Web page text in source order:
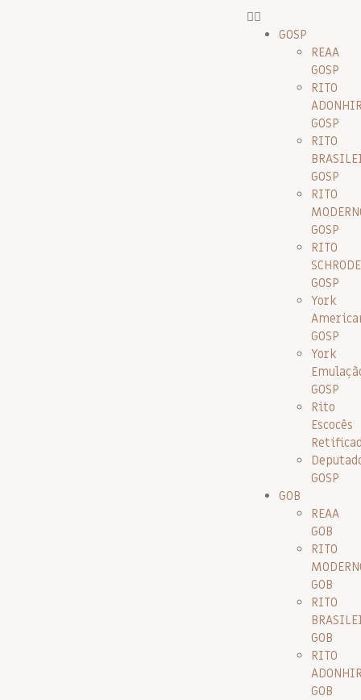
GOSP
REAA
GOSP
RITO
GOSP
RITO
GOSP
RITO
GOSP
RITO
GOSP
York
GOSP
York
GOSP
Rito
Escocês
GOSP
GOB
REAA
GOB
RITO
GOB
RITO
GOB
RITO
GOB